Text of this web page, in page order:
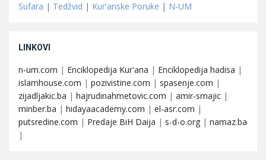
Sufara | Tedžvid | Kur'anske Poruke | N-UM
LINKOVI
n-um.com | Enciklopedija Kur'ana | Enciklopedija hadisa |
islamhouse.com | pozivistine.com | spasenje.com |
zijadljakic.ba | hajrudinahmetovic.com | amir-smajic |
minber.ba | hidayaacademy.com | el-asr.com |
putsredine.com | Predaje BiH Daija | s-d-o.org | namaz.ba
|